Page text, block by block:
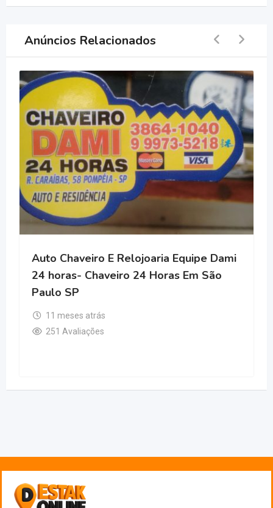
Anúncios Relacionados
Auto Chaveiro E Relojoaria Equipe Dami
24 horas- Chaveiro 24 Horas Em São
Paulo SP
11 meses atrás
251 Avaliações